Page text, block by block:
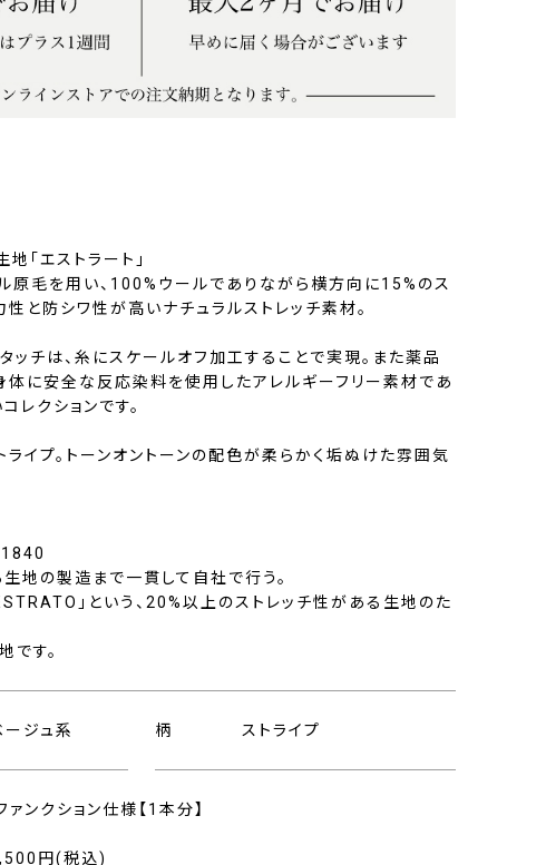
「エストラート」
原毛を用い、100%ウールでありながら横方向に15%のス
性と防シワ性が高いナチュラルストレッチ素材。
ッチは、糸にスケールオフ加工することで実現。また薬品
体に安全な反応染料を使用したアレルギーフリー素材であ
レクションです。
ライプ。トーンオントーンの配色が柔らかく垢ぬけた雰囲気
地の製造まで一貫して自社で行う。
」という、20%以上のストレッチ性がある生地のた
です。
ージュ系 柄 ストライプ
ンクション仕様【1本分】
円(税込)